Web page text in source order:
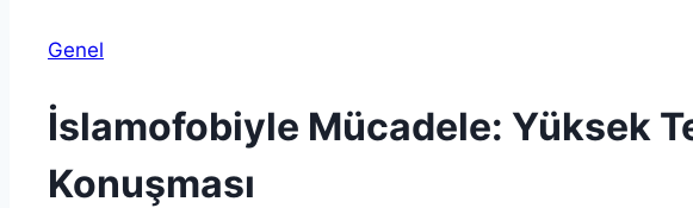
Genel
İslamofobiyle Mücadele: Yüksek
Konuşması